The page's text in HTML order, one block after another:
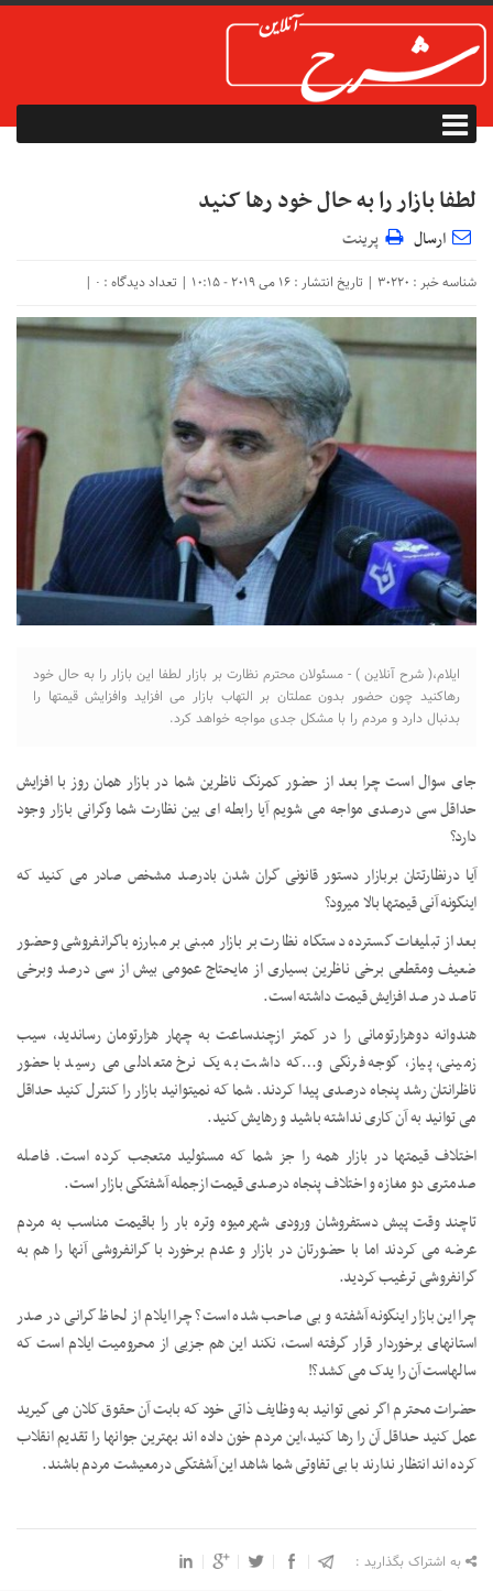
لطفا بازار را به حال خود رها کنید
ارسال پرینت
شناسه خبر : 30220 | تاریخ انتشار : 16 می 2019 - 10:15 | تعداد دیدگاه : ۰ |
ایلام،( شرح آنلاین ) - مسئولان محترم نظارت بر بازار لطفا این بازار را به حال خود
رهاکنید چون حضور بدون عملتان بر التهاب بازار می افزاید وافزایش قیمتها را
بدنبال دارد و مردم را با مشکل جدی مواجه خواهد کرد.
جای سوال است چرا بعد از حضور کمرنگ ناظرین شما در بازار همان روز با افزایش
حداقل سی درصدی مواجه می شویم آیا رابطه ای بین نظارت شما وگرانی بازار وجود
دارد؟
آیا درنظارتتان بربازار دستور قانونی گران شدن بادرصد مشخص صادر می کنید که
اینگونه آنی قیمتها بالا میرود؟
بعد از تبلیغات گسترده دستگاه نظارت بر بازار مبنی بر مبارزه باگرانفروشی وحضور
ضعیف ومقطعی برخی ناظرین بسیاری از مایحتاج عمومی بیش از سی درصد وبرخی
تاصد در صد افزایش قیمت داشته است.
هندوانه دوهزارتومانی را در کمتر ازچندساعت به چهار هزارتومان رساندید، سیب
زمینی، پیاز، گوجه فرنگی و…که داشت به یک نرخ متعادلی می رسید با حضور
ناظرانتان رشد پنجاه درصدی پیدا کردند. شما که نمیتوانید بازار را کنترل کنید حداقل
می توانید به آن کاری نداشته باشید و رهایش کنید.
اختلاف قیمتها در بازار همه را جز شما که مسئولید متعجب کرده است. فاصله
صدمتری دو مغازه و اختلاف پنجاه درصدی قیمت ازجمله آشفتگی بازار است.
تاچند وقت پیش دستفروشان ورودی شهرمیوه وتره بار را باقیمت مناسب به مردم
عرضه می کردند اما با حضورتان در بازار و عدم برخورد با گرانفروشی آنها را هم به
گرانفروشی ترغیب کردید.
چرا این بازار اینگونه آشفته و بی صاحب شده است؟ چرا ایلام از لحاظ گرانی در صدر
استانهای برخوردار قرار گرفته است، نکند این هم جزیی از محرومیت ایلام است که
سالهاست آن را یدک می کشد؟!
حضرات محترم اگر نمی توانید به وظایف ذاتی خود که بابت آن حقوق کلان می گیرید
عمل کنید حداقل آن را رها کنید،این مردم خون داده اند بهترین جوانها را تقدیم انقلاب
کرده اند انتظار ندارند با بی تفاوتی شما شاهد این آشفتگی درمعیشت مردم باشند.
به اشتراک بگذارید :